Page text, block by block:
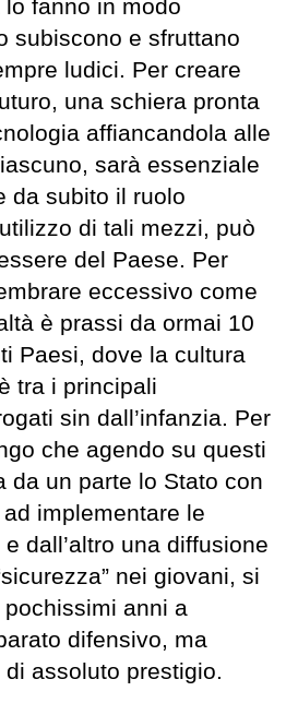
fanno in modo
subiscono e sfruttano
ludici. Per creare
una schiera pronta
affiancandola alle
sarà essenziale
da subito il ruolo
di tali mezzi, può
del Paese. Per
eccessivo come
è prassi da ormai 10
Paesi, dove la cultura
tra i principali
sin dall’infanzia. Per
che agendo su questi
da un parte lo Stato con
implementare le
dall’altro una diffusione
nei giovani, si
anni a
difensivo, ma
assoluto prestigio.